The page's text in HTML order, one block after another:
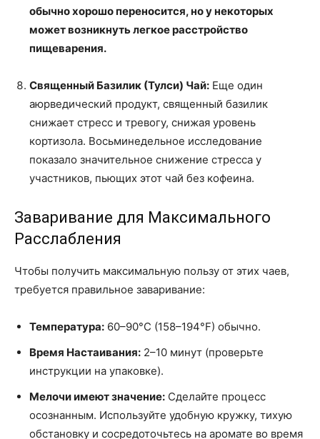
обычно хорошо переносится, но у некоторых
может возникнуть легкое расстройство
пищеварения.
Священный Базилик (Тулси) Чай: Еще один
аюрведический продукт, священный базилик
снижает стресс и тревогу, снижая уровень
кортизола. Восьминедельное исследование
показало значительное снижение стресса у
участников, пьющих этот чай без кофеина.
Заваривание для Максимального
Расслабления
Чтобы получить максимальную пользу от этих чаев,
требуется правильное заваривание:
Температура: 60–90°C (158–194°F) обычно.
Время Настаивания: 2–10 минут (проверьте
инструкции на упаковке).
Мелочи имеют значение: Сделайте процесс
осознанным. Используйте удобную кружку, тихую
обстановку и сосредоточьтесь на аромате во время